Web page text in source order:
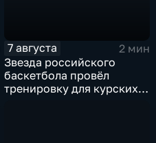
7 августа
2 мин
Звезда российского
баскетбола провёл
тренировку для курских